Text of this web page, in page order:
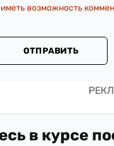
возможность
ОТПРАВИТЬ
в курсе